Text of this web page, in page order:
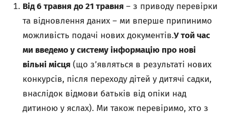
Від6травня до21 травня – з приводу перевірки
та відновлення даних – ми вперше припинимо
можливість подачі нових документів.У той час
ми введемо у систему інформацію про нові
вільні місця (що з’являться в результаті нових
конкурсів, після переходу дітей у дитячі садки,
внаслідок відмови батьків від опіки над
дитиною у яслах). Ми також перевіримо, хто з